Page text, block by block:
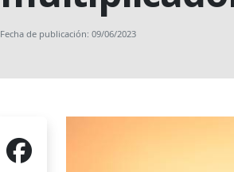
Fecha de publicación: 09/06/2023